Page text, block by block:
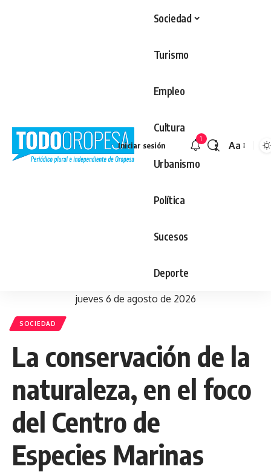
Sociedad
Turismo
Empleo
Cultura
Urbanismo
Política
Sucesos
Deporte
Iniciar sesión
1
Aa
jueves 6 de agosto de 2026
SOCIEDAD
La conservación de la
naturaleza, en el foco
del Centro de
Especies Marinas